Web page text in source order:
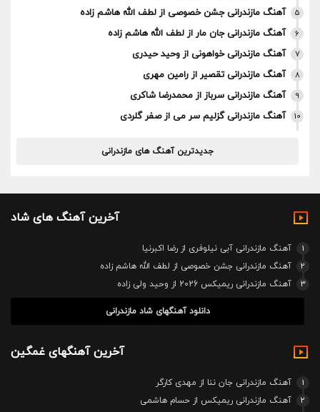
5 آهنگ مازندرانی جشن خصوصی از لطف الله هاشم زاده
6 آهنگ مازندرانی جان مار از لطف الله هاشم زاده
7 آهنگ مازندرانی خواهونی از وحید حیدری
8 آهنگ مازندرانی تقصیر از رامین مهری
9 آهنگ مازندرانی سرباز از محمدرضا شاکری
10 آهنگ مازندرانی گزلیم سر می از صفر گلردی
جدیدترین آهنگ های مازندرانی
آخرین آهنگ های شاد
1
آهنگ مازندرانی آبی نیلوفری از رضا اکبرنیا
2
آهنگ مازندرانی جشن خصوصی از لطف الله هاشم زاده
3
آهنگ مازندرانی ریمیکس 2026 از وحید ولی زاده
دانلود آهنگهای شاد مازندرانی
آخرین آهنگهای غمگین
1
آهنگ مازندرانی جان ننا از مهدی کارگر
2
آهنگ مازندرانی ریمیکس از حسام هاشمی